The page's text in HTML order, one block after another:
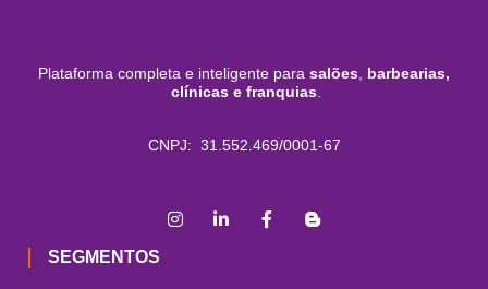
Plataforma completa e inteligente para salões, barbearias,
clínicas e franquias.
CNPJ: 31.552.469/0001-67
SEGMENTOS